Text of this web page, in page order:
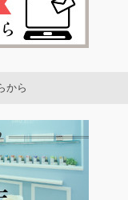
から